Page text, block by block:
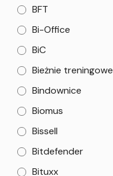
BFT
Bi-Office
BiC
Bieżnie treningowe
Bindownice
Biomus
Bissell
Bitdefender
Bituxx